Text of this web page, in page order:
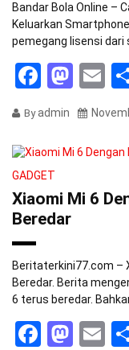
Bandar Bola Online –
Keluarkan
pemegang lisensi dari
Byadmin
GADGET
Xiaomi Mi 6
Beredar
Beritaterkini77.com –
Beredar. Berita
6 terus beredar.